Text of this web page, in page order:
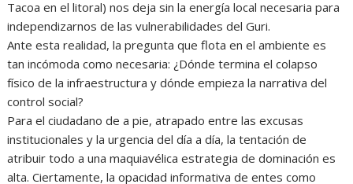
Tacoa en el litoral) nos deja sin la energía local necesaria para
independizarnos de las vulnerabilidades del Guri.
Ante esta realidad, la pregunta que flota en el ambiente es
tan incómoda como necesaria: ¿Dónde termina el colapso
físico de la infraestructura y dónde empieza la narrativa del
control social?
Para el ciudadano de a pie, atrapado entre las excusas
institucionales y la urgencia del día a día, la tentación de
atribuir todo a una maquiavélica estrategia de dominación es
alta. Ciertamente, la opacidad informativa de entes como